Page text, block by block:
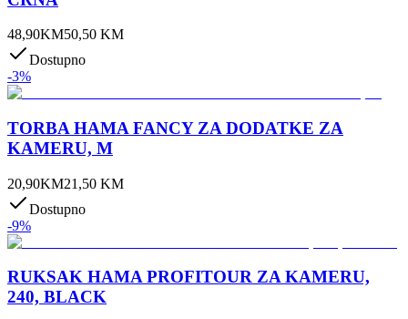
48,90KM50,50 KM
Dostupno
-3%
TORBA HAMA FANCY ZA DODATKE ZA
KAMERU, M
20,90KM21,50 KM
Dostupno
-9%
RUKSAK HAMA PROFITOUR ZA KAMERU,
240, BLACK